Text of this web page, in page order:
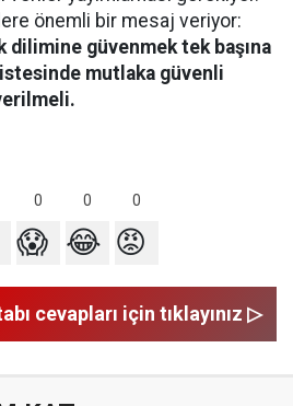
önemli bir mesaj veriyor:
dilimine güvenmek tek başına
mutlaka güvenli
0 0 0
😱 😂 😡
cevapları için tıklayınız ▷